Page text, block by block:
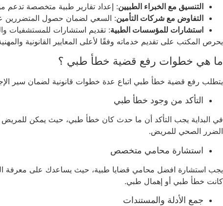
التنسيق مع الخبراء الطبيين: إعداد تقارير طبية متخصصة تدعم
التفاوض مع شركات التأمين: السعي لضمان حصول المتضررين
استشارات للمؤسسات الطبية: تقديم استشارات للمستشفيات
يحرص المكتب على تقديم خدماته وفقًا لأعلى المعايير القانونية
ما هي خطوات رفع قضية خطأ طبي ؟
يتطلب رفع قضية خطأ طبي اتباع عدة خطوات قانونية لضمان سير
التأكد من وجود خطأ طبي
في البداية يجب التأكد أن ما حدث كان خطأ طبي، حيث يمكن للمريض
الضرر الصحي للمريض.
استشارة محامي متخصص
يجب استشارة افضل محامي قضايا طبية، حيث يساعدك على معرفة
كانت خطأ طبي أو إهمال طبي.
جمع الأدلة والمستندات